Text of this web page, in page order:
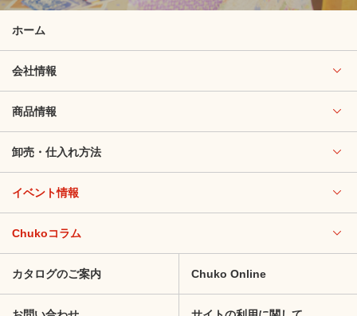
ホーム
会社情報
商品情報
卸売・仕入れ方法
イベント情報
Chukoコラム
カタログのご案内 Chuko Online